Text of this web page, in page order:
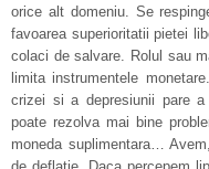
orice alt domeniu. Se
favoarea superioritatii pietei
colaci de salvare. Rolul sau
limita instrumentele
crizei si a depresiunii pare
poate rezolva mai bine
moneda suplimentara…